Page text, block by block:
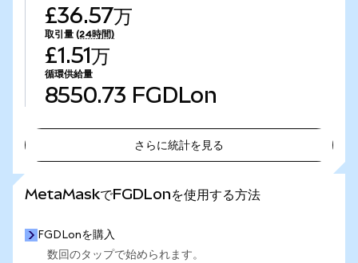
£36.57万
取引量 (24時間)
£1.51万
循環供給量
8550.73 FGDLon
さらに統計を見る
MetaMaskでFGDLonを使用する方法
FGDLonを購入
数回のタップで始められます。